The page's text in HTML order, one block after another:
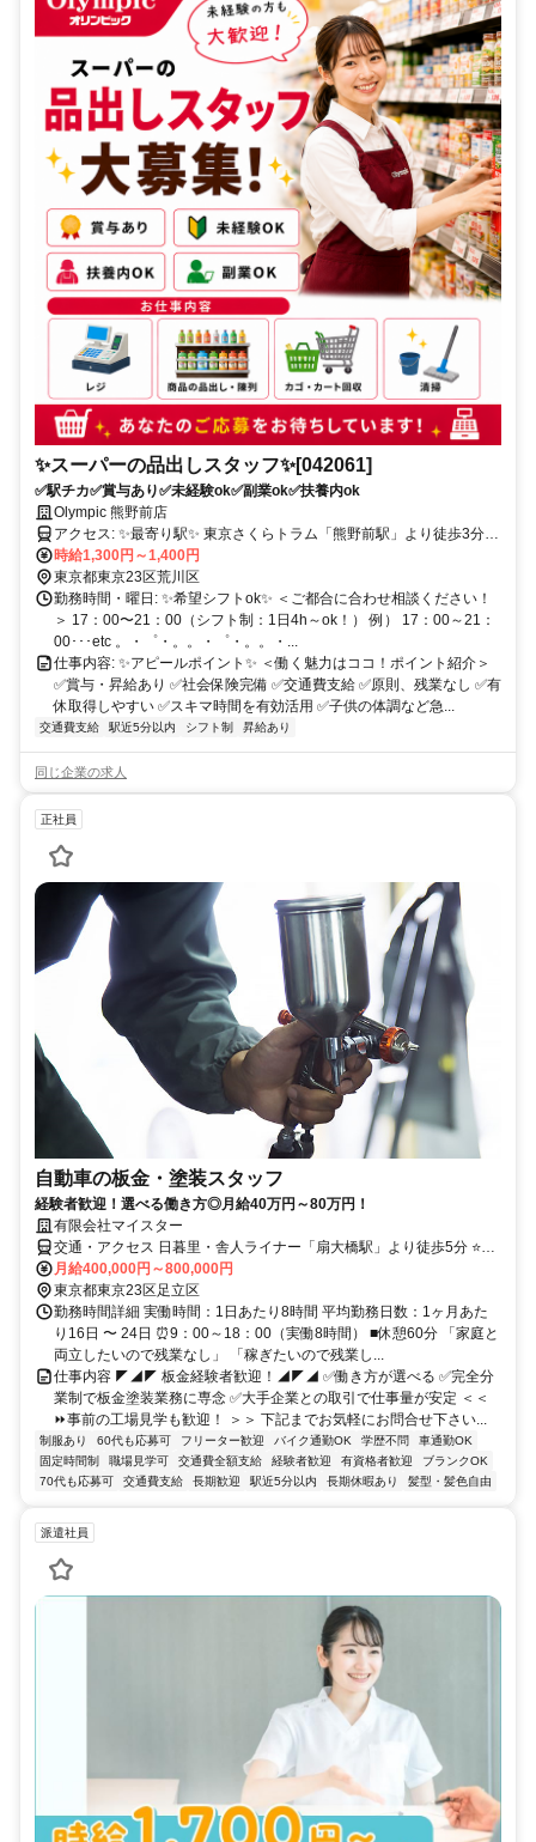
✨スーパーの品出しスタッフ✨[042061]
✅駅チカ✅賞与あり✅未経験ok✅副業ok✅扶養内ok
Olympic 熊野前店
アクセス: ✨最寄り駅✨ 東京さくらトラム「熊野前駅」より徒歩3分
。・゜・。。・゜・。。・゜・。。・゜・。・
時給1,300円～1,400円
東京都東京23区荒川区
勤務時間・曜日: ✨希望シフトok✨ ＜ご都合に合わせ相談ください！
＞ 17：00〜21：00（シフト制：1日4h～ok！） 例） 17：00～21：
00･･･etc 。・゜・。。・゜・。。・...
仕事内容: ✨アピールポイント✨ ＜働く魅力はココ！ポイント紹介＞
✅賞与・昇給あり ✅社会保険完備 ✅交通費支給 ✅原則、残業なし ✅有
休取得しやすい ✅スキマ時間を有効活用 ✅子供の体調など急...
交通費支給 駅近5分以内 シフト制 昇給あり
同じ企業の求人
正社員
自動車の板金・塗装スタッフ
経験者歓迎！選べる働き方◎月給40万円～80万円！
有限会社マイスター
交通・アクセス 日暮里・舎人ライナー「扇大橋駅」より徒歩5分 ⭐
車・バイク通勤OK【交通費全額支給】
月給400,000円～800,000円
東京都東京23区足立区
勤務時間詳細 実働時間：1日あたり8時間 平均勤務日数：1ヶ月あた
り16日 〜 24日 ⏰9：00～18：00（実働8時間） ■休憩60分 「家庭と
両立したいので残業なし」 「稼ぎたいので残業し...
仕事内容 ◤◢◤ 板金経験者歓迎！◢◤◢ ✅働き方が選べる ✅完全分
業制で板金塗装業務に専念 ✅大手企業との取引で仕事量が安定 ＜＜
⏩事前の工場見学も歓迎！ ＞＞ 下記までお気軽にお問合せ下さい...
制服あり 60代も応募可 フリーター歓迎 バイク通勤OK 学歴不問
車通勤OK
固定時間制
職場見学可 交通費全額支給 経験者歓迎 有資格者歓迎
ブランクOK
70代も応募可
交通費支給 長期歓迎 駅近5分以内 長期休暇あり 髪型・髪色自由
派遣社員